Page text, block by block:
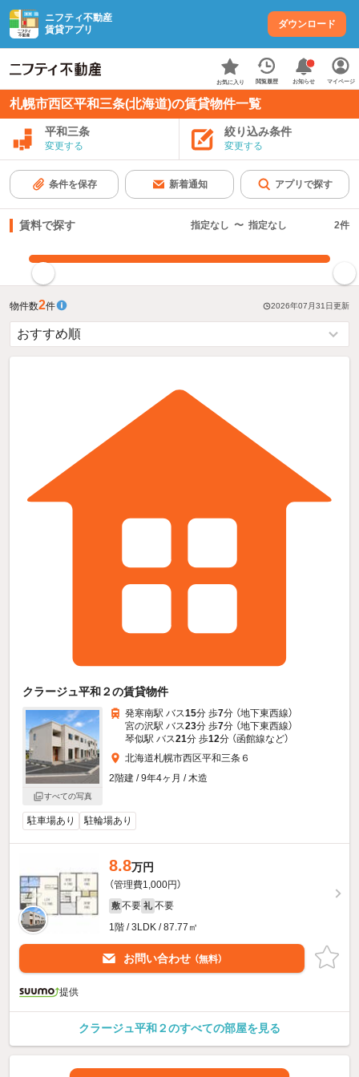
ニフティ不動産
賃貸アプリ
ダウンロード
お気に入り 閲覧履歴 お知らせ マイページ
札幌市西区平和三条(北海道)の賃貸物件一覧
平和三条
変更する
絞り込み条件
変更する
条件を保存 新着通知 アプリで探す
賃料で探す 指定なし 〜 指定なし 2件
物件数2件 2026年07月31日更新
クラージュ平和２の賃貸物件
すべての写真
発寒南駅 バス15分 歩7分 （地下東西線）
宮の沢駅 バス23分 歩7分 （地下東西線）
琴似駅 バス21分 歩12分 （函館線など）
北海道札幌市西区平和三条６
2階建 / 9年4ヶ月 / 木造
駐車場あり 駐輪場あり
8.8万円
（管理費1,000円）
敷 不要 礼 不要
1階 / 3LDK / 87.77㎡
お問い合わせ （無料）
提供
クラージュ平和２のすべての部屋を見る